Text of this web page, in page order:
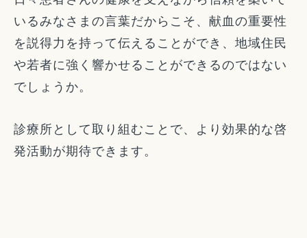
いるみなさまの言葉だからこそ、献血の重要性
を説得力を持って伝えることができ、地域住民
や若者に強く響かせることができるのではない
でしょうか。
診療所として取り組むことで、より効果的な啓
発活動が期待できます。